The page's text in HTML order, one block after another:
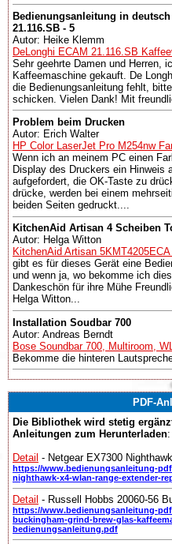
Bedienungsanleitung in
21.116.SB - 5
Autor: Heike Klemm
DeLonghi ECAM 21.116.SB
Sehr geehrte Damen und Herren,
Kaffeemaschine gekauft. De
die Bedienungsanleitung fehlt,
schicken. Vielen Dank! Mit
Problem beim Drucken
Autor: Erich Walter
HP Color LaserJet Pro M254nw
Wenn ich an meinem PC einen
Display des Druckers ein Hinweis
aufgefordert, die OK-Taste zu
drücke, werden bei einem
beiden Seiten gedruckt....
KitchenAid Artisan 4 Scheiben
Autor: Helga Witton
KitchenAid Artisan
gibt es für dieses Gerät eine
und wenn ja, wo bekomme ich
Dankeschön für ihre Mühe
Helga Witton...
Installation Soudbar 700
Autor: Andreas Berndt
Bose Soundbar 700, Multiroom,
Bekomme die hinteren
PDF-
Die Bibliothek wird stetig
Anleitungen zum Herunterladen:
Detail - Netgear EX7300
https://www.bedienungsanleitung-
nighthawk-x4-wlan-range-extender-
Detail - Russell Hobbs 20060-56
https://www.bedienungsanleitung-
buckingham-grind-brew-glas-
bedienungsanleitung.pdf